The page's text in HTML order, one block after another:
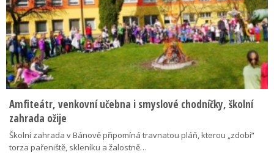
Amfiteátr, venkovní učebna i smyslové chodníčky, školní
zahrada ožije
Školní zahrada v Bánově připomíná travnatou pláň, kterou „zdobí“
torza pařeniště, skleníku a žalostně…